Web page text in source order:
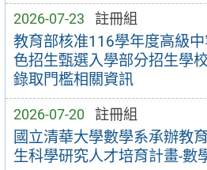
2026-07-23 註冊組
教育部核准116學年度高級
色招生甄選入學部分招生學
錄取門檻相關資訊
2026-07-20 註冊組
國立清華大學數學系承辦教
生科學研究人才培育計畫-數